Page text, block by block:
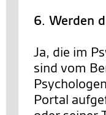
6. Werden
Ja, die im
sind vom
Portal